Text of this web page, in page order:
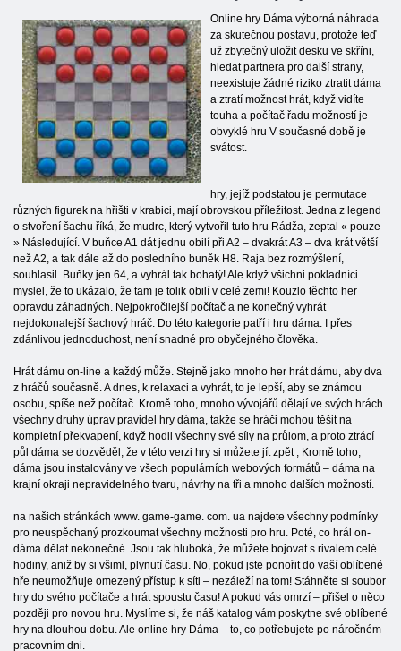
Online hry Dáma výborná náhrada
za skutečnou postavu, protože teď
už zbytečný uložit desku ve skříni,
hledat partnera pro další strany,
neexistuje žádné riziko ztratit dáma
a ztratí možnost hrát, když vidíte
touha a počítač řadu možností je
obvyklé hru V současné době je
svátost.
hry, jejíž podstatou je permutace
různých figurek na hřišti v krabici, mají obrovskou příležitost. Jedna z legend
o stvoření šachu říká, že mudrc, který vytvořil tuto hru Rádža, zeptal « pouze
» Následující. V buňce A1 dát jednu obilí při A2 – dvakrát A3 – dva krát větší
než A2, a tak dále až do posledního buněk H8. Raja bez rozmýšlení,
souhlasil. Buňky jen 64, a vyhrál tak bohatý! Ale když všichni pokladníci
myslel, že to ukázalo, že tam je tolik obilí v celé zemi! Kouzlo těchto her
opravdu záhadných. Nejpokročilejší počítač a ne konečný vyhrát
nejdokonalejší šachový hráč. Do této kategorie patří i hru dáma. I přes
zdánlivou jednoduchost, není snadné pro obyčejného člověka.
Hrát dámu on-line a každý může. Stejně jako mnoho her hrát dámu, aby dva
z hráčů současně. A dnes, k relaxaci a vyhrát, to je lepší, aby se známou
osobu, spíše než počítač. Kromě toho, mnoho vývojářů dělají ve svých hrách
všechny druhy úprav pravidel hry dáma, takže se hráči mohou těšit na
kompletní překvapení, když hodil všechny své síly na průlom, a proto ztrácí
půl dáma se dozvěděl, že v této verzi hry si můžete jít zpět , Kromě toho,
dáma jsou instalovány ve všech populárních webových formátů – dáma na
krajní okraji nepravidelného tvaru, návrhy na tři a mnoho dalších možností.
na našich stránkách www. game-game. com. ua najdete všechny podmínky
pro neuspěchaný prozkoumat všechny možnosti pro hru. Poté, co hrál on-
dáma dělat nekonečné. Jsou tak hluboká, že můžete bojovat s rivalem celé
hodiny, aniž by si všiml, plynutí času. No, pokud jste ponořit do vaší oblíbené
hře neumožňuje omezený přístup k síti – nezáleží na tom! Stáhněte si soubor
hry do svého počítače a hrát spoustu času! A pokud vás omrzí – přišel o něco
později pro novou hru. Myslíme si, že náš katalog vám poskytne své oblíbené
hry na dlouhou dobu. Ale online hry Dáma – to, co potřebujete po náročném
pracovním dni.